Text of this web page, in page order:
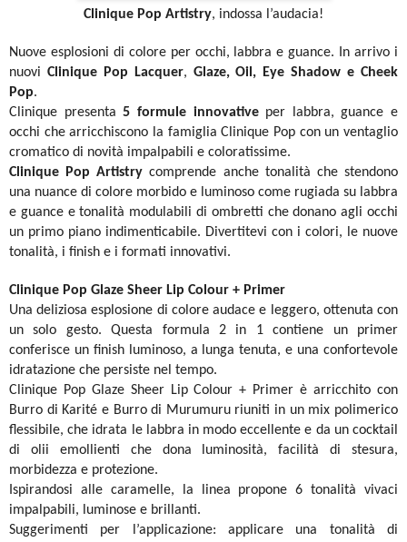
Clinique Pop Artistry, indossa l’audacia!
Nuove esplosioni di colore per occhi, labbra e guance. In arrivo i
nuovi Clinique Pop Lacquer, Glaze, Oil, Eye Shadow e Cheek
Pop.
Clinique presenta5 formule innovativeper labbra, guance e
occhi che arricchiscono la famiglia Clinique Pop con un ventaglio
cromatico di novità impalpabili e coloratissime.
Clinique Pop Artistry comprende anche tonalità che stendono
una nuance di colore morbido e luminoso come rugiada su labbra
e guance e tonalità modulabili di ombretti che donano agli occhi
un primo piano indimenticabile. Divertitevi con i colori, le nuove
tonalità, i finish e i formati innovativi.
Clinique Pop Glaze Sheer Lip Colour + Primer
Una deliziosa esplosione di colore audace e leggero, ottenuta con
un solo gesto. Questa formula 2 in 1 contiene un primer
conferisce un finish luminoso, a lunga tenuta, e una confortevole
idratazione che persiste nel tempo.
Clinique Pop Glaze Sheer Lip Colour + Primer è arricchito con
Burro di Karité e Burro di Murumuru riuniti in un mix polimerico
flessibile, che idrata le labbra in modo eccellente e da un cocktail
di olii emollienti che dona luminosità, facilità di stesura,
morbidezza e protezione.
Ispirandosi alle caramelle, la linea propone 6 tonalità vivaci
impalpabili, luminose e brillanti.
Suggerimenti per l’applicazione: applicare una tonalità di